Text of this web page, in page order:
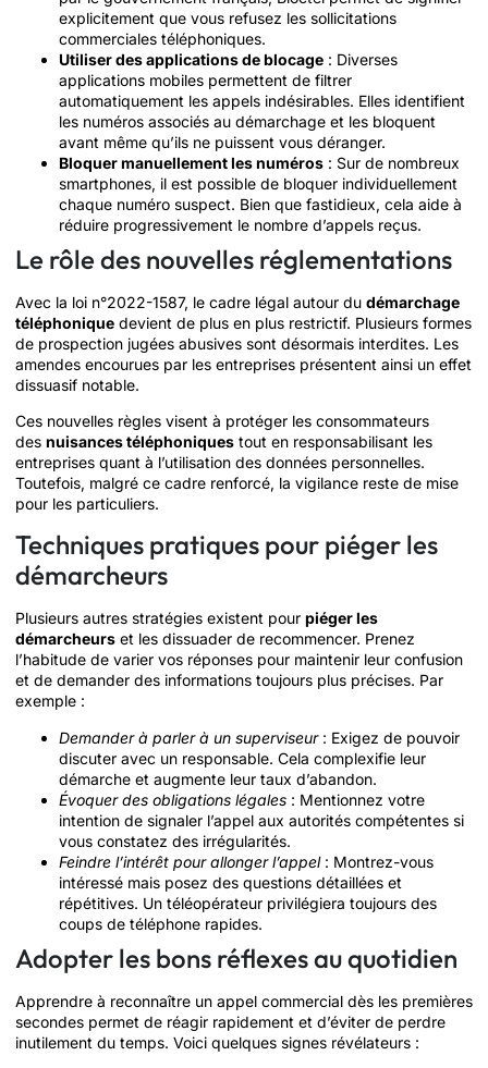
explicitement que vous refusez les sollicitations
commerciales téléphoniques.
Utiliser des applications de blocage : Diverses
applications mobiles permettent de filtrer
automatiquement les appels indésirables. Elles identifient
les numéros associés au démarchage et les bloquent
avant même qu’ils ne puissent vous déranger.
Bloquer manuellement les numéros : Sur de nombreux
smartphones, il est possible de bloquer individuellement
chaque numéro suspect. Bien que fastidieux, cela aide à
réduire progressivement le nombre d’appels reçus.
Le rôle des nouvelles réglementations
Avec la loi n°2022-1587, le cadre légal autour du démarchage
téléphonique devient de plus en plus restrictif. Plusieurs formes
de prospection jugées abusives sont désormais interdites. Les
amendes encourues par les entreprises présentent ainsi un effet
dissuasif notable.
Ces nouvelles règles visent à protéger les consommateurs
des nuisances téléphoniques tout en responsabilisant les
entreprises quant à l’utilisation des données personnelles.
Toutefois, malgré ce cadre renforcé, la vigilance reste de mise
pour les particuliers.
Techniques pratiques pour piéger les
démarcheurs
Plusieurs autres stratégies existent pour piéger les
démarcheurs et les dissuader de recommencer. Prenez
l’habitude de varier vos réponses pour maintenir leur confusion
et de demander des informations toujours plus précises. Par
exemple :
Demander à parler à un superviseur: Exigez de pouvoir
discuter avec un responsable. Cela complexifie leur
démarche et augmente leur taux d’abandon.
Évoquer des obligations légales : Mentionnez votre
intention de signaler l’appel aux autorités compétentes si
vous constatez des irrégularités.
Feindre l’intérêt pour allonger l’appel: Montrez-vous
intéressé mais posez des questions détaillées et
répétitives. Un téléopérateur privilégiera toujours des
coups de téléphone rapides.
Adopter les bons réflexes au quotidien
Apprendre à reconnaître un appel commercial dès les premières
secondes permet de réagir rapidement et d’éviter de perdre
inutilement du temps. Voici quelques signes révélateurs :